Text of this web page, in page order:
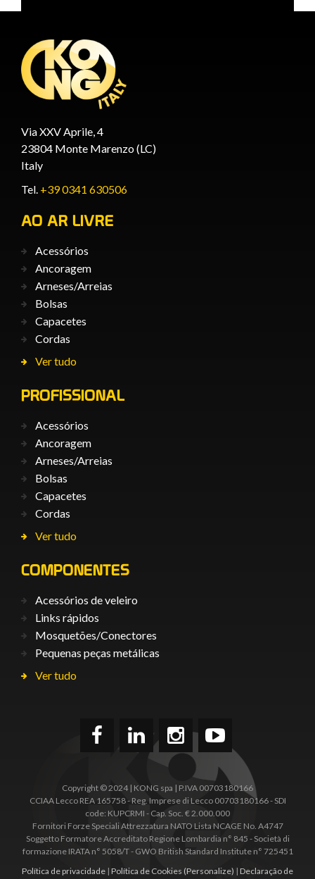
Via XXV Aprile, 4
23804 Monte Marenzo (LC)
Italy
Tel. +39 0341 630506
AO AR LIVRE
Acessórios
Ancoragem
Arneses/Arreias
Bolsas
Capacetes
Cordas
Ver tudo
PROFISSIONAL
Acessórios
Ancoragem
Arneses/Arreias
Bolsas
Capacetes
Cordas
Ver tudo
COMPONENTES
Acessórios de veleiro
Links rápidos
Mosquetões/Conectores
Pequenas peças metálicas
Ver tudo
Copyright © 2024 | KONG spa | P.IVA 00703180166
CCIAA Lecco REA 165758 - Reg. Imprese di Lecco 00703180166 - SDI
code: KUPCRMI - Cap. Soc. € 2.000.000
Fornitori Forze Speciali Attrezzatura NATO Lista NCAGE No. A4747
Soggetto Formatore Accreditato Regione Lombardia n° 845 - Società di
formazione IRATA n° 5058/T - GWO British Standard Institute n° 725451
Política de privacidade | Política de Cookies (Personalize) | Declaração de